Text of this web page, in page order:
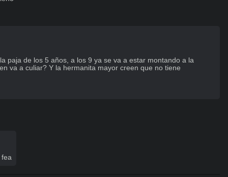
paja de los 5 años, a los 9 ya se va a estar montando a la
va a culiar? Y la hermanita mayor creen que no tiene